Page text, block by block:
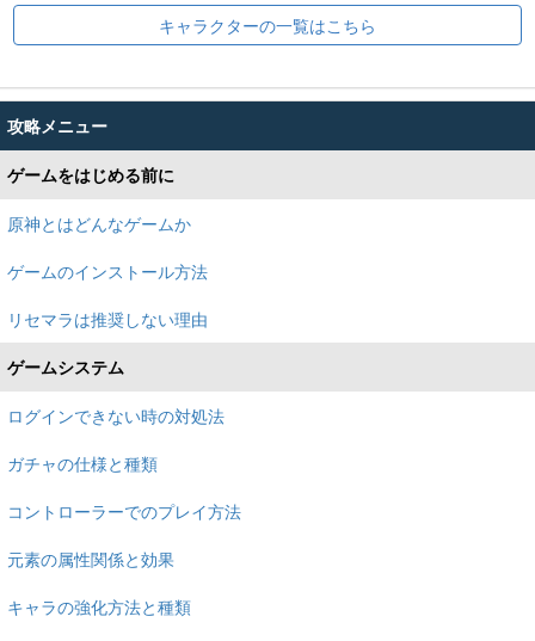
キャラクターの一覧はこちら
攻略メニュー
ゲームをはじめる前に
原神とはどんなゲームか
ゲームのインストール方法
リセマラは推奨しない理由
ゲームシステム
ログインできない時の対処法
ガチャの仕様と種類
コントローラーでのプレイ方法
元素の属性関係と効果
キャラの強化方法と種類